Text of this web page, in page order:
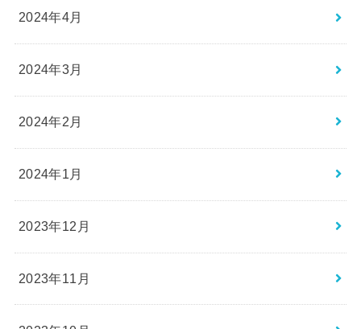
2024年4月
2024年3月
2024年2月
2024年1月
2023年12月
2023年11月